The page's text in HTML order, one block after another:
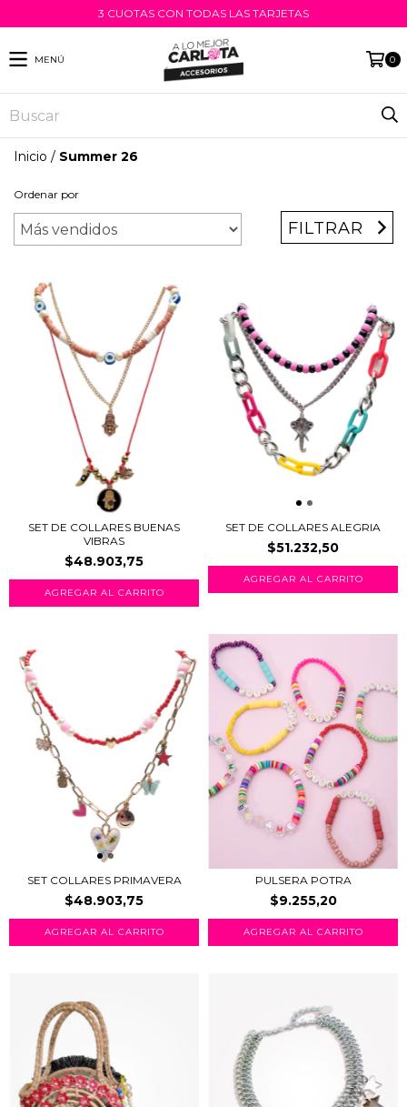
3 CUOTAS CON TODAS LAS TARJETAS
MENÚ 0
Inicio / Summer 26
Ordenar por
FILTRAR
SET DE COLLARES BUENAS
VIBRAS
$48.903,75
SET DE COLLARES ALEGRIA
$51.232,50
SET COLLARES PRIMAVERA
$48.903,75
PULSERA POTRA
$9.255,20